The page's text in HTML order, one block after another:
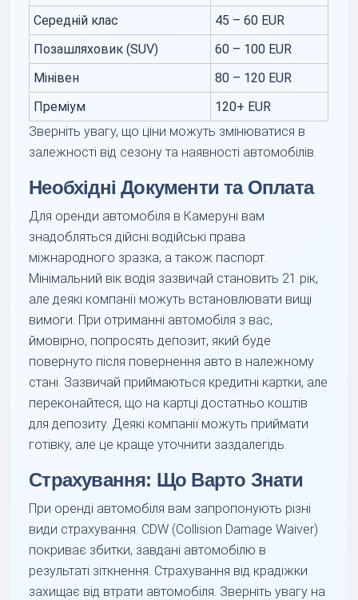
Середній клас
45 – 60 EUR
Позашляховик (SUV)
60 – 100 EUR
Мінівен
80 – 120 EUR
Преміум
120+ EUR
Зверніть увагу, що ціни можуть змінюватися в
залежності від сезону та наявності автомобілів.
Необхідні Документи та Оплата
Для оренди автомобіля в Камеруні вам
знадобляться дійсні водійські права
міжнародного зразка, а також паспорт.
Мінімальний вік водія зазвичай становить 21 рік,
але деякі компанії можуть встановлювати вищі
вимоги. При отриманні автомобіля з вас,
ймовірно, попросять депозит, який буде
повернуто після повернення авто в належному
стані. Зазвичай приймаються кредитні картки, але
переконайтеся, що на картці достатньо коштів
для депозиту. Деякі компанії можуть приймати
готівку, але це краще уточнити заздалегідь.
Страхування: Що Варто Знати
При оренді автомобіля вам запропонують різні
види страхування. CDW (Collision Damage Waiver)
покриває збитки, завдані автомобілю в
результаті зіткнення. Страхування від крадіжки
захищає від втрати автомобіля. Зверніть увагу на